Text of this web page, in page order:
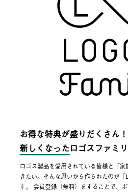
お得な特典が盛りだくさん！
新しくなった ロゴスファミ
ロゴス製品を愛用されている皆様と「
きたい。そんな思いから作られたのが
す。 会員登録（無料）をすることで、